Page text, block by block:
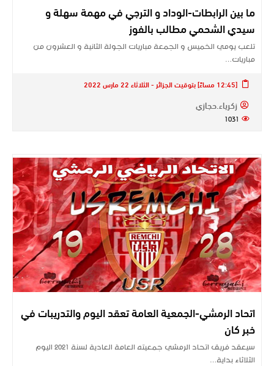
ما بين الرابطات-الوداد و الترجي في مهمة سهلة و
سيدي الشحمي مطالب بالفوز
تلعب يومي الخميس و الجمعة مباريات الجولة الثانية و العشرون من
مباريات…
[12:45 مساءً] بتوقيت الجزائر - الثلاثاء 22 مارس 2022
زكرياء.حجازي
1031
اتحاد الرمشي-الجمعية العامة تعقد اليوم والتدريبات في
خبر كان
سيعقد فريق اتحاد الرمشي جمعيته العامة العادية لسنة 2021 اليوم
الثلاثاء بداية…